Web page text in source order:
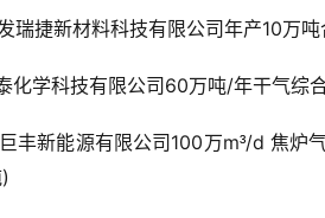
瑞捷新材料科技有限公司年产10万
化学科技有限公司60万吨/年干气综
丰新能源有限公司100万m³/d 焦炉